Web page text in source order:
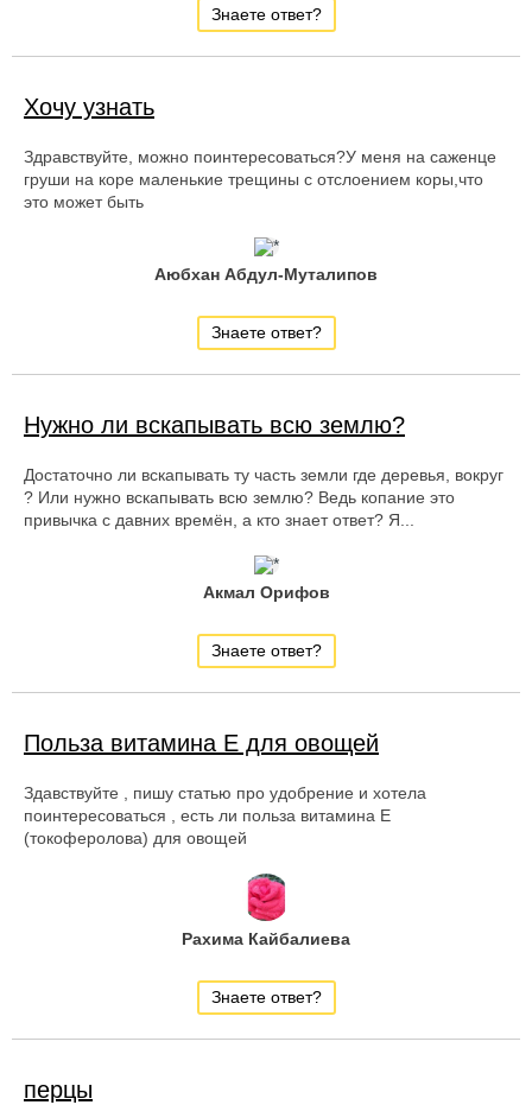
Знаете ответ?
Хочу узнать
Здравствуйте, можно поинтересоваться?У меня на саженце
груши на коре маленькие трещины с отслоением коры,что
это может быть
Аюбхан Абдул-Муталипов
Знаете ответ?
Нужно ли вскапывать всю землю?
Достаточно ли вскапывать ту часть земли где деревья, вокруг
? Или нужно вскапывать всю землю? Ведь копание это
привычка с давних времён, а кто знает ответ? Я...
Акмал Орифов
Знаете ответ?
Польза витамина Е для овощей
Здавствуйте , пишу статью про удобрение и хотела
поинтересоваться , есть ли польза витамина Е
(токоферолова) для овощей
Рахима Кайбалиева
Знаете ответ?
перцы